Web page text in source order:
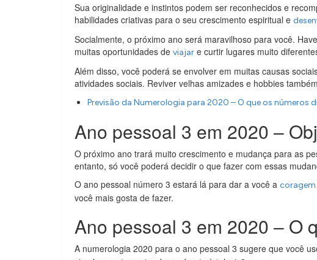
Sua originalidade e instintos podem ser reconhecidos e
habilidades criativas para o seu crescimento espiritual e
Socialmente, o próximo ano será maravilhoso para você.
muitas oportunidades de viajar e curtir lugares muito
Além disso, você poderá se envolver em muitas causas
atividades sociais. Reviver velhas amizades e hobbies
Previsão da Numerologia para 2020 – O que os números
Ano pessoal 3 em 2020 –
O próximo ano trará muito crescimento e mudança para as
entanto, só você poderá decidir o que fazer com essas
O ano pessoal número 3 estará lá para dar a você a coragem
você mais gosta de fazer.
Ano pessoal 3 em 2020 – O
A numerologia 2020 para o ano pessoal 3 sugere que você